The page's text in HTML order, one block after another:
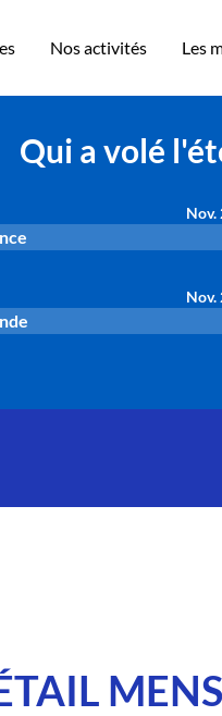
Nos activités Les
Qui a volé
Nov.
Nov.